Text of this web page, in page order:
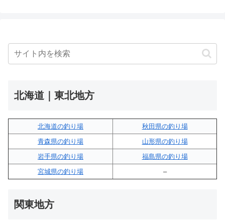
北海道｜東北地方
北海道の釣り場
秋田県の釣り場
青森県の釣り場
山形県の釣り場
岩手県の釣り場
福島県の釣り場
宮城県の釣り場
–
関東地方